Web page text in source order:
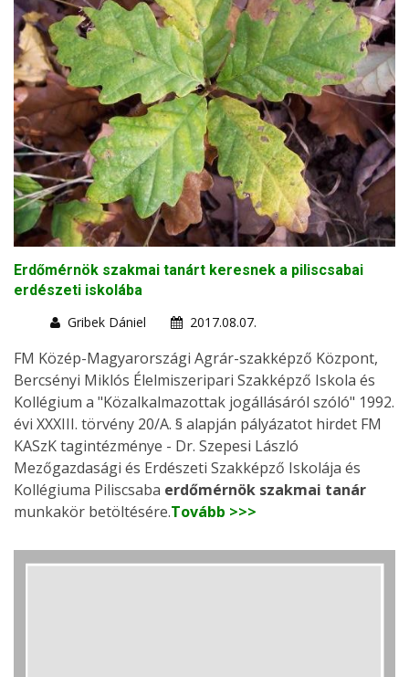
Erdőmérnök szakmai tanárt keresnek a piliscsabai
erdészeti iskolába
Gribek Dániel
2017.08.07.
FM Közép-Magyarországi Agrár-szakképző Központ,
Bercsényi Miklós Élelmiszeripari Szakképző Iskola és
Kollégium a "Közalkalmazottak jogállásáról szóló" 1992.
évi XXXIII. törvény 20/A. § alapján pályázatot hirdet FM
KASzK tagintézménye - Dr. Szepesi László
Mezőgazdasági és Erdészeti Szakképző Iskolája és
Kollégiuma Piliscsaba erdőmérnök szakmai tanár
munkakör betöltésére.Tovább >>>